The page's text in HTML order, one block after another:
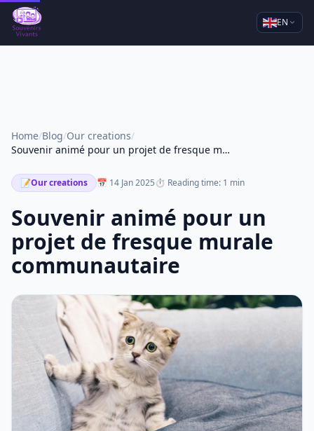
EN
Home/Blog/Our creations/
Souvenir animé pour un projet de fresque murale communautaire
📝Our creations 📅 14 Jan 2025⏱ Reading time: 1 min
Souvenir animé pour un
projet de fresque murale
communautaire